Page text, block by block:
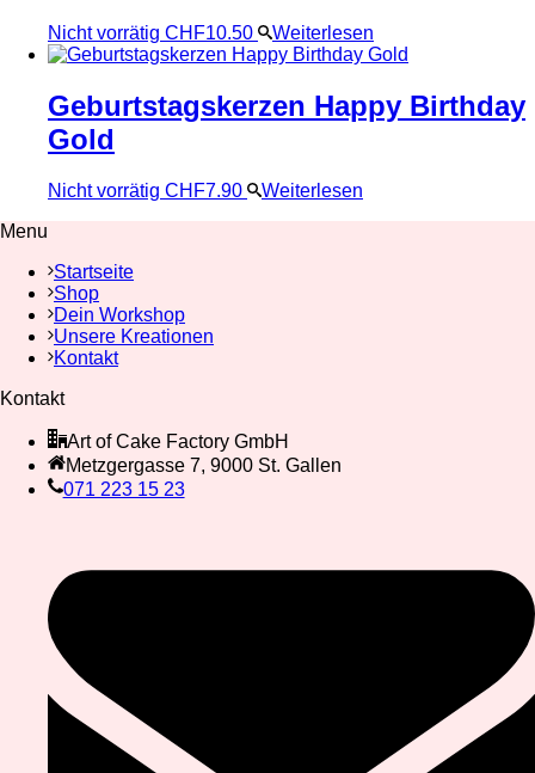
Nicht vorrätig CHF10.50 Weiterlesen
Geburtstagskerzen Happy Birthday
Gold
Nicht vorrätig CHF7.90
Weiterlesen
Menu
Startseite
Shop
Dein Workshop
Unsere Kreationen
Kontakt
Kontakt
Art of Cake Factory GmbH
Metzgergasse 7, 9000 St. Gallen
071 223 15 23